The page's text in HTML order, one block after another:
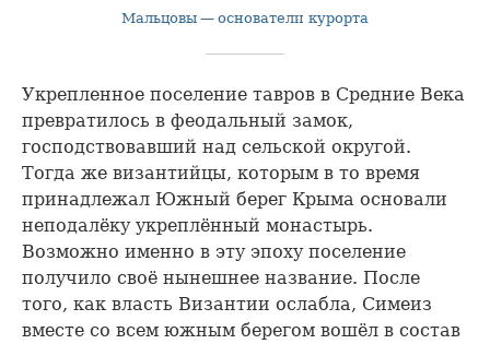
Мальцовы — основатели курорта
Укрепленное поселение тавров в Средние Века
превратилось в феодальный замок,
господствовавший над сельской округой.
Тогда же византийцы, которым в то время
принадлежал Южный берег Крыма основали
неподалёку укреплённый монастырь.
Возможно именно в эту эпоху поселение
получило своё нынешнее название. После
того, как власть Византии ослабла, Симеиз
вместе со всем южным берегом вошёл в состав